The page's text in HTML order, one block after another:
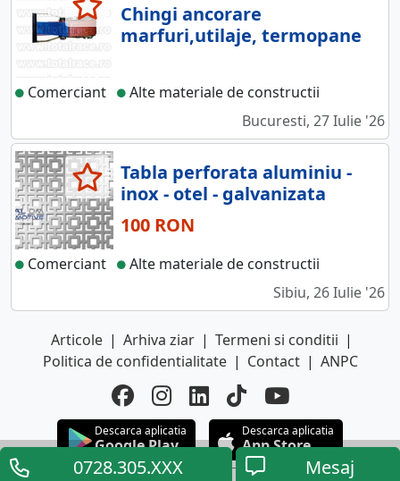
0728.305.XXX Mesaj
Chingi ancorare
marfuri,utilaje, termopane
Comerciant
Alte materiale de constructii
Bucuresti, 27 Iulie '26
Tabla perforata aluminiu -
inox - otel - galvanizata
100 RON
Comerciant
Alte materiale de constructii
Sibiu, 26 Iulie '26
Articole | Arhiva ziar | Termeni si conditii |
Politica de confidentialitate | Contact | ANPC
Descarca aplicatia
Google Play
Descarca aplicatia
App Store